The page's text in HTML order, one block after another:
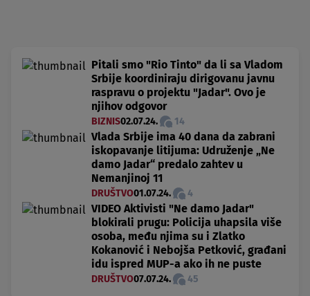
Pitali smo "Rio Tinto" da li sa Vladom
Srbije koordiniraju dirigovanu javnu
raspravu o projektu "Jadar". Ovo je
njihov odgovor
BIZNIS02.07.24. 14
Vlada Srbije ima 40 dana da zabrani
iskopavanje litijuma: Udruženje „Ne
damo Jadar“ predalo zahtev u
Nemanjinoj 11
DRUŠTVO01.07.24. 4
VIDEO Aktivisti "Ne damo Jadar"
blokirali prugu: Policija uhapsila više
osoba, među njima su i Zlatko
Kokanović i Nebojša Petković, građani
idu ispred MUP-a ako ih ne puste
DRUŠTVO07.07.24. 45